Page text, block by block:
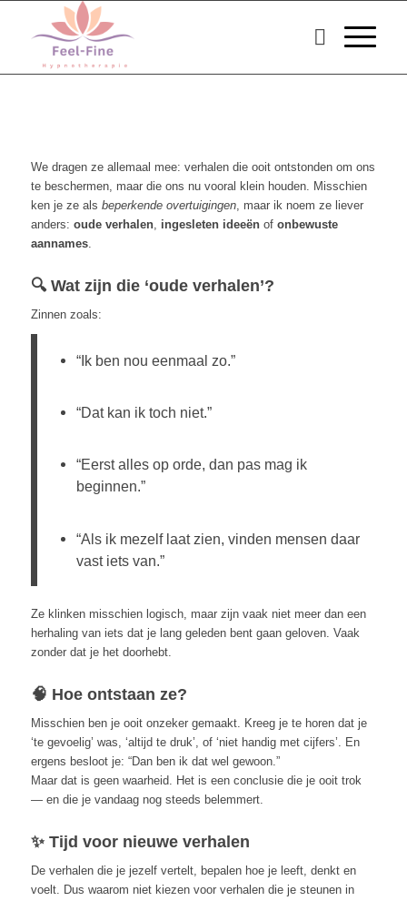
We dragen ze allemaal mee: verhalen die ooit ontstonden om ons
te beschermen, maar die ons nu vooral klein houden. Misschien
ken je ze als beperkende overtuigingen, maar ik noem ze liever
anders: oude verhalen, ingesleten ideeënof onbewuste
aannames.
🔍 Wat zijn die ‘oude verhalen’?
Zinnen zoals:
“Ik ben nou eenmaal zo.”
“Dat kan ik toch niet.”
“Eerst alles op orde, dan pas mag ik
beginnen.”
“Als ik mezelf laat zien, vinden mensen daar
vast iets van.”
Ze klinken misschien logisch, maar zijn vaak niet meer dan een
herhaling van iets dat je lang geleden bent gaan geloven. Vaak
zonder dat je het doorhebt.
🧠 Hoe ontstaan ze?
Misschien ben je ooit onzeker gemaakt. Kreeg je te horen dat je
‘te gevoelig’ was, ‘altijd te druk’, of ‘niet handig met cijfers’. En
ergens besloot je: “Dan ben ik dat wel gewoon.”
Maar dat is geen waarheid. Het is een conclusie die je ooit trok
— en die je vandaag nog steeds belemmert.
✨ Tijd voor nieuwe verhalen
De verhalen die je jezelf vertelt, bepalen hoe je leeft, denkt en
voelt. Dus waarom niet kiezen voor verhalen die je steunen in